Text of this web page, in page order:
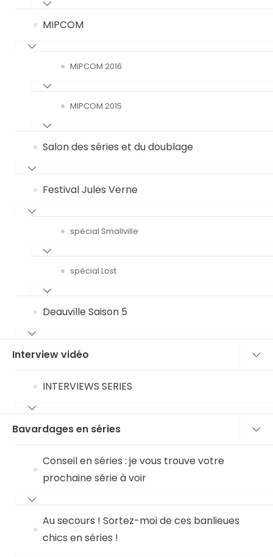
MIPCOM
MIPCOM 2016
MIPCOM 2015
Salon des séries et du doublage
Festival Jules Verne
spécial Smallville
spécial Lost
Deauville Saison 5
Interview vidéo
INTERVIEWS SERIES
Bavardages en séries
Conseil en séries : je vous trouve votre
prochaine série à voir
Au secours ! Sortez-moi de ces banlieues
chics en séries !